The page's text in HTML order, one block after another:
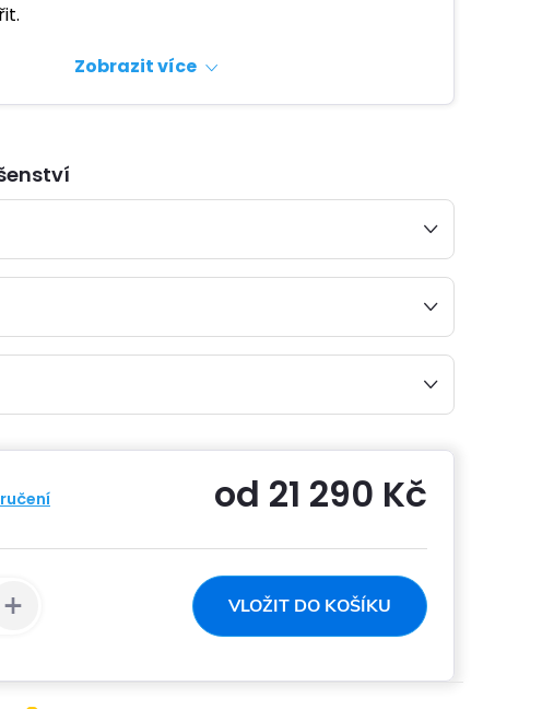
Zobrazit více
od 21 290 Kč
cena:
VLOŽIT DO KOŠÍKU